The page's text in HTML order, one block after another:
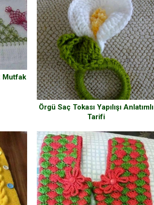
Mutfak
Örgü Saç Tokası Yapılışı Anlatımlı
Tarifi